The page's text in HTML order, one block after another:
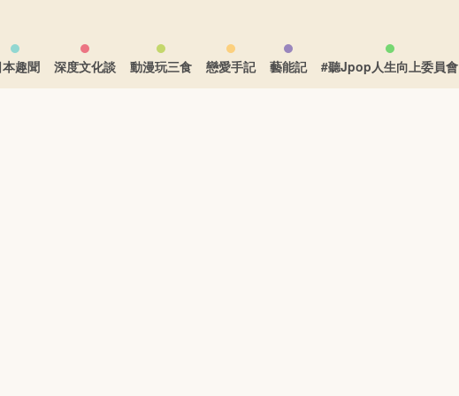
趣聞
深度文化談 動漫玩三食 戀愛手記 藝能記 #聽Jpop人生向上委員會